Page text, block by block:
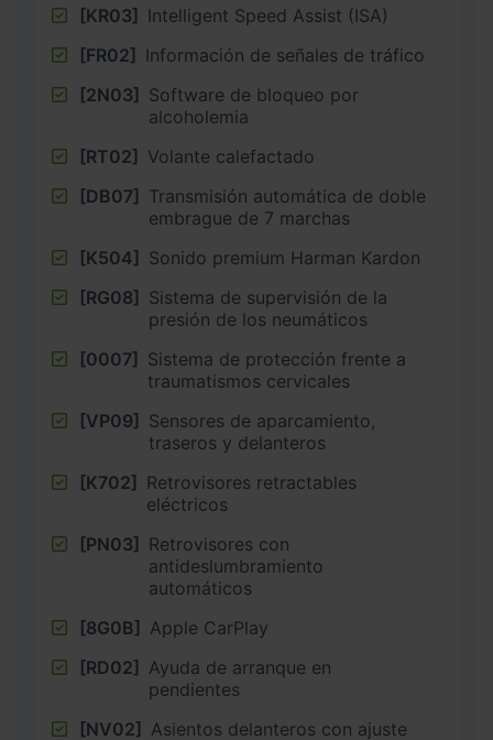
[KR03] Intelligent Speed Assist (ISA)
[FR02] Información de señales de tráfico
[2N03] Software de bloqueo por
alcoholemia
[RT02] Volante calefactado
[DB07] Transmisión automática de doble
embrague de 7 marchas
[K504] Sonido premium Harman Kardon
[RG08] Sistema de supervisión de la
presión de los neumáticos
[0007] Sistema de protección frente a
traumatismos cervicales
[VP09] Sensores de aparcamiento,
traseros y delanteros
[K702] Retrovisores retractables
eléctricos
[PN03] Retrovisores con
antideslumbramiento
automáticos
[8G0B] Apple CarPlay
[RD02] Ayuda de arranque en
pendientes
[NV02] Asientos delanteros con ajuste